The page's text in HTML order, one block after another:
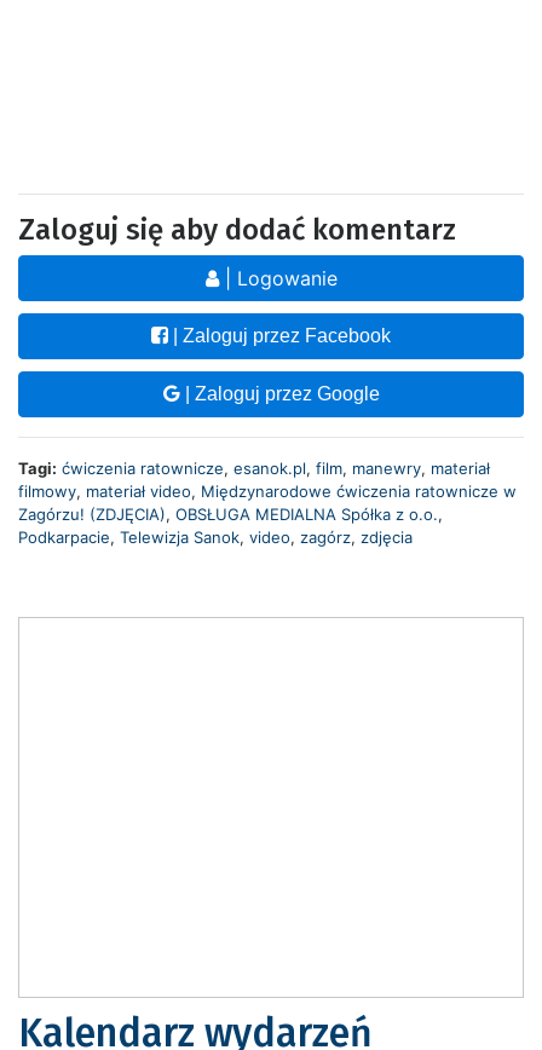
Zaloguj się aby dodać komentarz
| Logowanie
| Zaloguj przez Facebook
| Zaloguj przez Google
Tagi: ćwiczenia ratownicze, esanok.pl, film, manewry, materiał
filmowy, materiał video, Międzynarodowe ćwiczenia ratownicze w
Zagórzu! (ZDJĘCIA), OBSŁUGA MEDIALNA Spółka z o.o.,
Podkarpacie, Telewizja Sanok, video, zagórz, zdjęcia
Kalendarz wydarzeń